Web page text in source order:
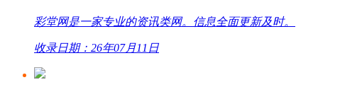
彩堂网是一家专业的资讯类网。信息全面更新及时。
收录日期：26年07月11日